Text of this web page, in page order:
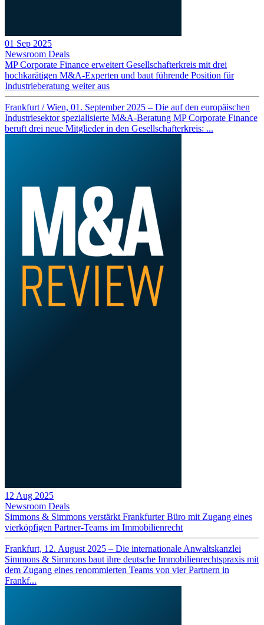
01 Sep 2025
Newsroom Deals
MP Corporate Finance erweitert Gesellschafterkreis mit drei
hochkarätigen M&A-Experten und baut führende Position für
Industrieberatung weiter aus
Frankfurt / Wien, 01. September 2025 – Die auf den europäischen
Industriesektor spezialisierte M&A-Beratung MP Corporate Finance
beruft drei neue Mitglieder in den Gesellschafterkreis: ...
12 Aug 2025
Newsroom Deals
Simmons & Simmons verstärkt Frankfurter Büro mit Zugang eines
vierköpfigen Partner-Teams im Immobilienrecht
Frankfurt, 12. August 2025 – Die internationale Anwaltskanzlei
Simmons & Simmons baut ihre deutsche Immobilienrechtspraxis mit
dem Zugang eines renommierten Teams von vier Partnern in
Frankf...